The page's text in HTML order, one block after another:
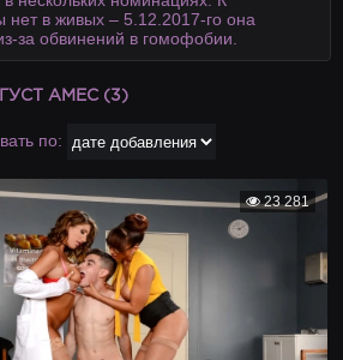
нет в живых – 5.12.2017-го она
за обвинений в гомофобии.
АМЕС (3)
по:
23 281